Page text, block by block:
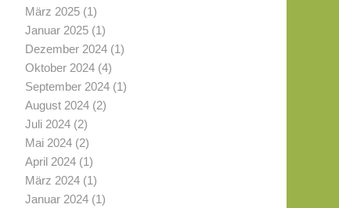
März 2025(1)
Januar 2025(1)
Dezember 2024(1)
Oktober 2024(4)
September 2024(1)
August 2024(2)
Juli 2024(2)
Mai 2024(2)
April 2024(1)
März 2024(1)
Januar 2024(1)